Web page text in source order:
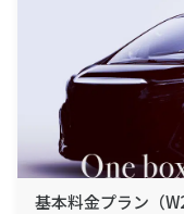
基本料金プラン（W2